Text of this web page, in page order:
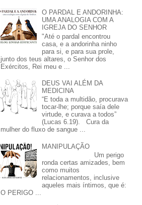
O PARDAL E ANDORINHA:
UMA ANALOGIA COM A
IGREJA DO SENHOR
"Até o pardal encontrou
casa, e a andorinha ninho
para si, e para sua prole,
junto dos teus altares, o Senhor dos
Exércitos, Rei meu e ...
DEUS VAI ALÉM DA
MEDICINA
“E toda a multidão, procurava
tocar-lhe; porque saía dele
virtude, e curava a todos”
(Lucas 6.19). Cura da
mulher do fluxo de sangue ...
MANIPULAÇÃO
Um perigo
ronda certas amizades, bem
como muitos
relacionamentos, inclusive
aqueles mais íntimos, que é:
O PERIGO ...